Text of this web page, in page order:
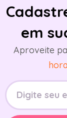
em
Aproveite